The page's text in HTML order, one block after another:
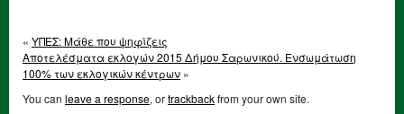
« ΥΠΕΣ: Μάθε που ψηφίζεις
Αποτελέσματα εκλογών 2015 Δήμου Σαρωνικού. Ενσωμάτωση
100% των εκλογικών κέντρων »
You can leave a response, ortrackbackfrom your own site.